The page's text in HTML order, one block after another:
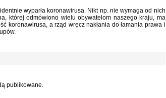
wyparła koronawirusa. Nikt np. nie wymaga od nich
której odmówiono wielu obywatelom naszego kraju, ma
koronawirusa, a rząd wręcz nakłania do łamania prawa i
publikowane.